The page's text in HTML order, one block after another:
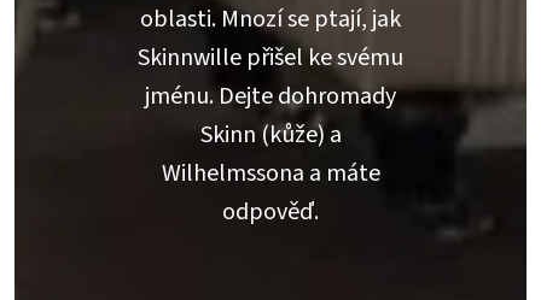
oblasti. Mnozí se ptají, jak
Skinnwille přišel ke svému
jménu. Dejte dohromady
Skinn (kůže) a
Wilhelmssona a máte
odpověď.